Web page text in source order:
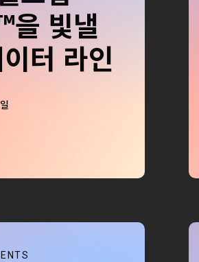
빛낼
터 라인
합니